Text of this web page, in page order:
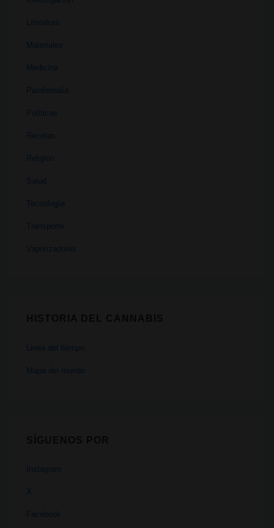
Literatura
Materiales
Medicina
Parafernalia
Políticas
Recetas
Religión
Salud
Tecnología
Transporte
Vaporizadores
Linea del tiempo
Mapa del mundo
Instagram
X
Facebook